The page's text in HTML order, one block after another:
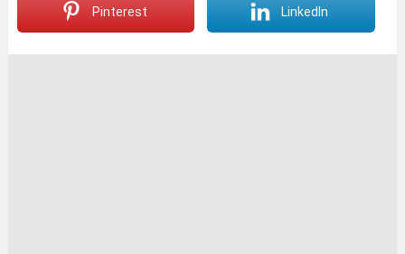
Pinterest LinkedIn